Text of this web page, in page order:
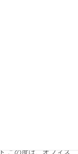
この度は、オフィス